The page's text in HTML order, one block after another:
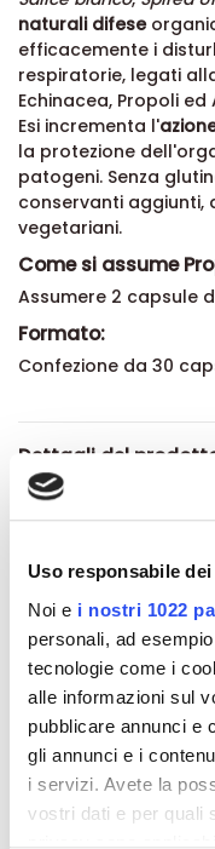
Uso responsabile
Noi e i nostri 1022
personali, ad
tecnologie come i
alle informazioni sul
pubblicare annunci e
gli annunci e i
i servizi. Avete la
vostri dati e per quali
naturali difese
efficacemente i
respiratorie, legati
Echinacea, Propoli
Esi incrementa l'
la protezione
patogeni. Senza
conservanti aggiunti,
vegetariani.
Come si assume
Assumere 2 capsule
Formato:
Confezione da 30
Dettagli del
About ESI
Altri